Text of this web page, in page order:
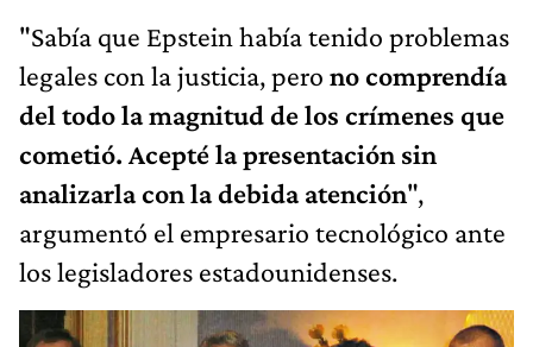
"Sabía que Epstein había tenido problemas
legales con la justicia, pero no comprendía
del todo la magnitud de los crímenes que
cometió. Acepté la presentación sin
analizarla con la debida atención",
argumentó el empresario tecnológico ante
los legisladores estadounidenses.